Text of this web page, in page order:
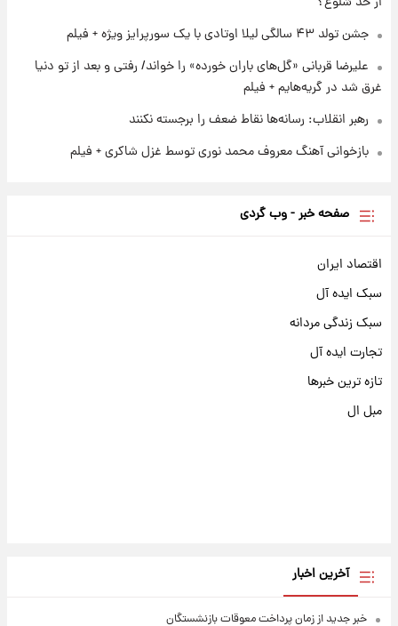
جشن تولد ۴۳ سالگی لیلا اوتادی با یک سورپرایز ویژه + فیلم
علیرضا قربانی «گل‌های باران خورده» را خواند/ رفتی و بعد از تو دنیا
غرق شد در گریه‌هایم + فیلم
رهبر انقلاب: رسانه‌ها نقاط ضعف را برجسته نکنند
بازخوانی آهنگ معروف محمد نوری توسط غزل شاکری + فیلم
صفحه خبر - وب گردی
اقتصاد ایران
سبک ایده آل
سبک زندگی مردانه
تجارت ایده آل
تازه ترین خبرها
مبل ال
آخرین اخبار
خبر جدید از زمان پرداخت معوقات بازنشستگان